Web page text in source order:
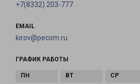
+7(8332) 203-777
EMAIL
kirov@pecom.ru
ГРАФИК РАБОТЫ